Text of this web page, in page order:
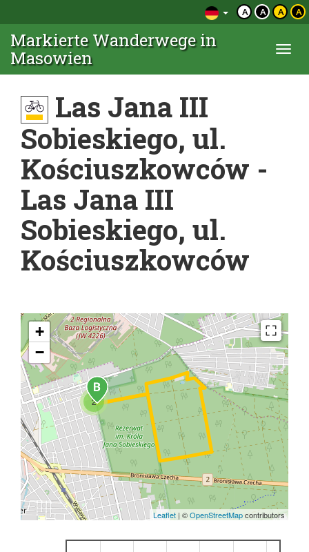
A A A A
Markierte Wanderwege in
Masowien
Las Jana III
Sobieskiego, ul.
Kościuszkowców -
Las Jana III
Sobieskiego, ul.
Kościuszkowców
2
+
−
Leaflet | ©OpenStreetMapcontributors